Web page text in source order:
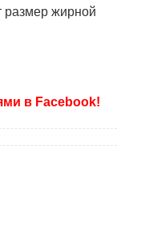
жирной
в Facebook!